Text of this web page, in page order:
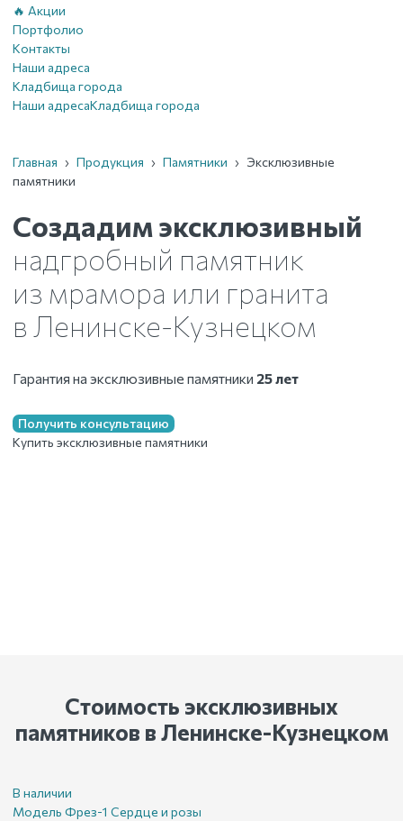
🔥 Акции
Портфолио
Контакты
Наши адреса
Кладбища города
Наши адресаКладбища города
Главная › Продукция › Памятники › Эксклюзивные
памятники
Создадим эксклюзивный
надгробный памятник
из мрамора или гранита
в Ленинске-Кузнецком
Гарантия на эксклюзивные памятники 25 лет
Получить консультацию
Купить эксклюзивные памятники
Стоимость эксклюзивных
памятников в Ленинске-Кузнецком
В наличии
Модель Фрез-1 Сердце и розы